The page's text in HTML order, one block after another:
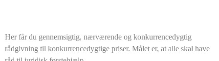
Her får du gennemsigtig, nærværende og konkurrencedygtig
rådgivning til konkurrencedygtige priser. Målet er, at alle skal have